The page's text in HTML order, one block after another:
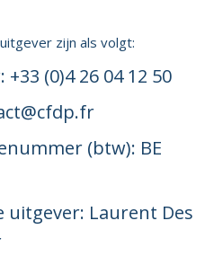
zijn als volgt:
(0)4 26 04 12 50
(btw): BE
Laurent Des